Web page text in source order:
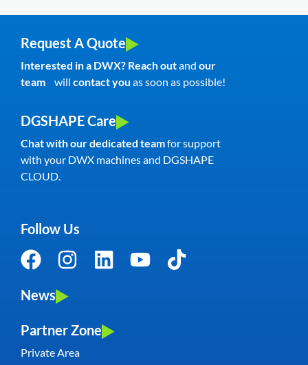
Request A Quote
Interested in a DWX? Reach outand our
team will contact you as soon as possible!
DGSHAPE Care
Chat with our dedicated teamfor support
with your DWX machines and DGSHAPE
CLOUD.
Follow Us
News
Partner Zone
Private Area